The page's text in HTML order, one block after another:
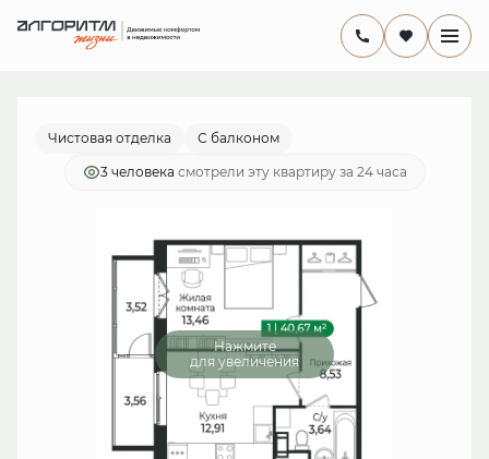
1-комнатная
8 011 990 руб.
от 23 311 руб./мес.
Чистовая отделка С балконом
3 человекa смотрели эту квартиру за 24 часа
Нажмите
для увеличения